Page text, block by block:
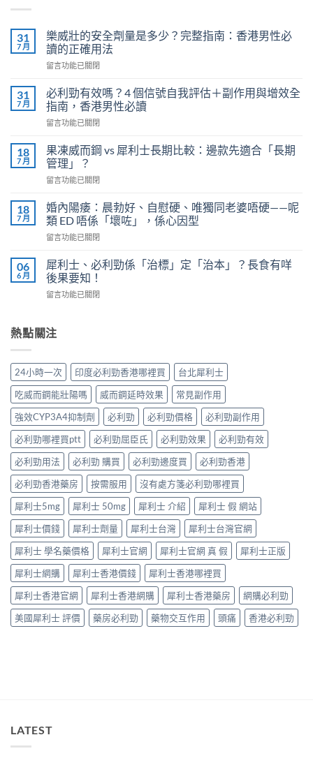
31
7 月
樂威壯的安全劑量是多少？完整指南：香港男性必
讀的正確用法
在
威
壯
的
安
劑
量
是
多
完
整
南：
港
男
性
的
正
用
法〉
中
留言功能已關閉
31
7 月
必利勁有效嗎？4 個信號自我評估＋副作用與增效全
指南，香港男性必讀
在
利
勁
有
效
4
個
信
號
我
評
＋
用
效
全
指
南，
香
港
男
性
必
讀〉
中
留言功能已關閉
18
7 月
果凍威而鋼 vs 犀利士長期比較：邊款先適合「長期
管理」？
在
凍
威
而
鋼
犀
利
士
長
較：
適
合
「長
期
管
理」？〉
中
留言功能已關閉
18
7 月
婚內陽痿：晨勃好、自慰硬、唯獨同老婆唔硬——呢
類 ED 唔係「壞咗」，係心因型
在
內
陽
痿：
晨
自
獨
同
老
婆
唔
硬
——
呢
類
ED
唔
係
「壞
咗」，
係
心
因
型〉
中
留言功能已關閉
06
6 月
犀利士、必利勁係「治標」定「治本」？長食有咩
後果要知！
在
士、
必
勁
「治
標」
定
「治
本」？
長
食
有
咩
後
果
要
知！〉
中
留言功能已關閉
熱點關注
24小時一次 印度必利勁香港哪裡買
台北犀利士
吃威而鋼能壯陽嗎
威而鋼延時效果
常見副作用
強效CYP3A4抑制劑
必利勁 必利勁價格
必利勁副作用
必利勁哪裡買ptt
必利勁屈臣氏 必利勁效果
必利勁有效
必利勁用法
必利勁 購買 必利勁邊度買
必利勁香港
必利勁香港藥房
按需服用
沒有處方箋必利勁哪裡買
犀利士5mg
犀利士 50mg 犀利士 介紹
犀利士 假 網站
犀利士價錢
犀利士劑量 犀利士台灣
犀利士台灣官網
犀利士 學名藥價格
犀利士官網 犀利士官網 真 假
犀利士正版
犀利士網購
犀利士香港價錢
犀利士香港哪裡買
犀利士香港官網
犀利士香港網購 犀利士香港藥房
網購必利勁
美國犀利士 評價
藥房必利勁 藥物交互作用 頭痛 香港必利勁
LATEST